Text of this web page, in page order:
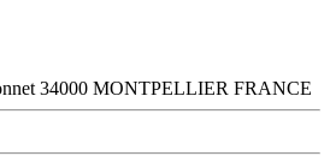
34000 MONTPELLIER FRANCE